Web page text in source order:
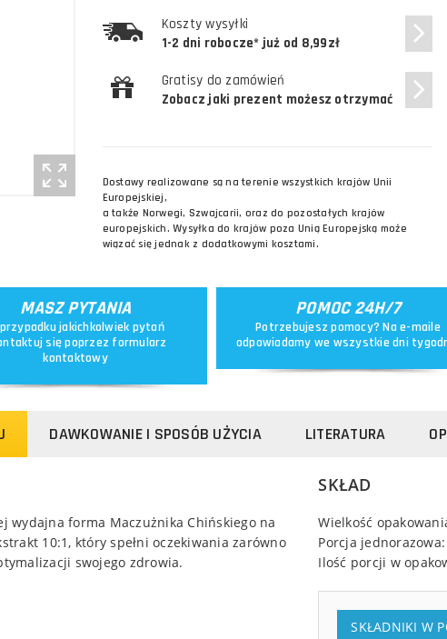
Koszty wysyłki
1-2 dni robocze* już od 8,99zł
Gratisy do zamówień
Zobacz jaki prezent możesz otrzymać
Dostawy realizowane są na terenie wszystkich krajów Unii
Europejskiej,
a także Norwegi, Szwajcarii, oraz do pozostałych krajów
europejskich. Wysyłka do krajów poza Unią Europejską może
wiązać się jednak z dodatkowymi kosztami.
MASZ PYTANIA
jakichkolwiek pytań
się poprzez formularz
kontaktowy
POMOC 24H/7
Potrzebujesz pomocy? Na e-maile
odpowiadamy we wszystkie dni
DAWKOWANIE I SPOSÓB UŻYCIA LITERATURA
wydajna forma Maczużnika Chińskiego na
10:1, który spełni oczekiwania zarówno
swojego zdrowia.
SKŁAD
Wielkość
Porcja
Ilość porcji w
SKŁADNIKI W